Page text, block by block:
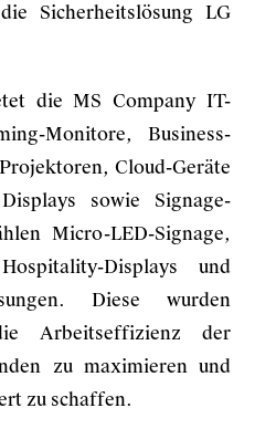
Sicherheitslösung LG
die MS Company IT-
Monitore, Business-
Cloud-Geräte
sowie Signage-
Micro-LED-Signage,
Displays und
Diese wurden
Arbeitseffizienz der
zu maximieren und
zu schaffen.